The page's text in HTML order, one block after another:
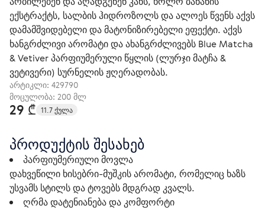
ექსტრაქტს, სალბის ჰიდროზოლს და ალოეს წვენს აქვს
დამამშვიდებელი და მატონიზირებელი ეფექტი. აქვს
ხანგრძლივი არომატი და ახანგრძლივებს Blue Matcha
& Vetiver პარფიუმერული წყლის (ლურჯი მატჩა &
ვეტივერი) სურნელის ჟღერადობას.
არტიკლი: 429790
მოცულობა: 200 მლ
29 ₾ 11.7 ქულა
პროდუქტის შესახებ
პარფიუმერიული მოვლა
დახვეწილი ხისებრი-მუშკის არომატი, რომელიც ხაზს
უსვამს სტილს და ტოვებს მდგრად კვალს.
ღრმა დატენიანება და კომფორტი